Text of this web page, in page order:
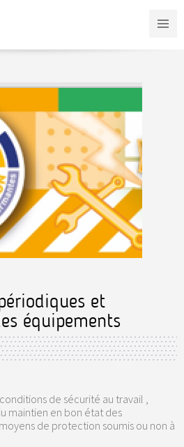
et
équipements
de sécurité au travail ,
maintien en bon état des
de protection soumis ou non à